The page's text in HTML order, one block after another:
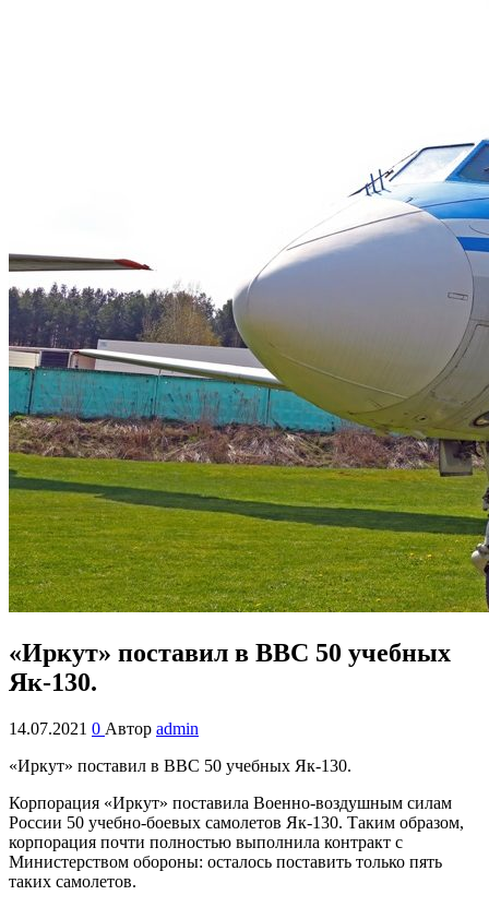
«Иркут» поставил в ВВС 50 учебных
Як-130.
14.07.2021 0 Автор admin
«Иркут» поставил в ВВС 50 учебных Як-130.
Корпорация «Иркут» поставила Военно-воздушным силам
России 50 учебно-боевых самолетов Як-130. Таким образом,
корпорация почти полностью выполнила контракт с
Министерством обороны: осталось поставить только пять
таких самолетов.